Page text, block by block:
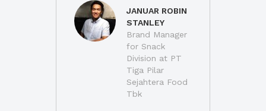
JANUAR ROBIN
STANLEY
Brand Manager
for Snack
Division at PT
Tiga Pilar
Sejahtera Food
Tbk